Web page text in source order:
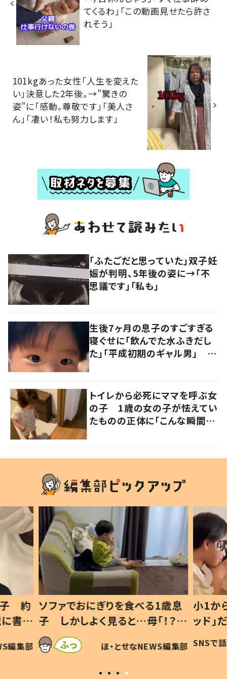
てくるわ」「この動画見せたら許さ
れそう」
101kgあった女性「人生を変えた
い」決意した2年後。→”驚きの
姿”に「感動。尊敬です」「美人さ
ん」「凄い！私も努力します」
「ふたごだと思っていた」双子妊
娠が判明、5年後の姿に→「不
思議です」「私も」
生後7ヶ月の息子のすごすぎる
寝ぐせに「飲んでた水ふきだし
た」「平成初期のギャル男」 実
トイレから必死にママを呼ぶ女
の子 1歳の女の子が怯えてい
たものの正体に「こんな瞬間
歳息
？」
編集部
小1から不登校、息子は「ギフテ
ッド」だった 父が“ウチ給食”を
作り続ける理由とは #令和の親
#令和の子
SNSで話題 ほ・とせなNEWS編集部
ひ孫
が、抱
「涙
い」